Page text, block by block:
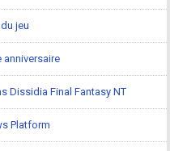
jeu
anniversaire
Dissidia Final Fantasy NT
Platform